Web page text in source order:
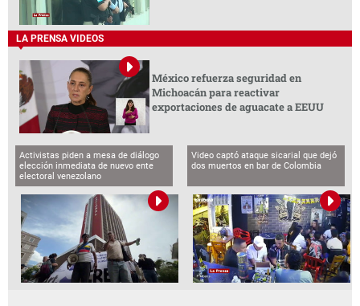
LA PRENSA VIDEOS
México refuerza seguridad en
Michoacán para reactivar
exportaciones de aguacate a EEUU
Activistas piden a mesa de diálogo
elección inmediata de nuevo ente
electoral venezolano
Video captó ataque sicarial que dejó
dos muertos en bar de Colombia